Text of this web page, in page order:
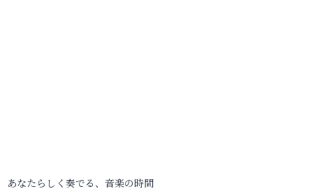
あなたらしく奏でる、音楽の時間